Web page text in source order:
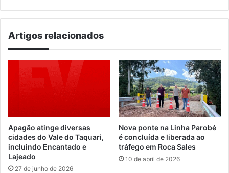
Artigos relacionados
Apagão atinge diversas
cidades do Vale do Taquari,
incluindo Encantado e
Lajeado
27 de junho de 2026
Nova ponte na Linha Parobé
é concluída e liberada ao
tráfego em Roca Sales
10 de abril de 2026